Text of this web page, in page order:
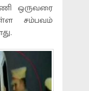
ஒருவரை
சம்பவம்